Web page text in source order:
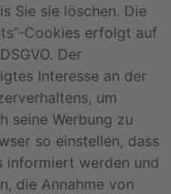
Sie sie löschen. Die
Cookies erfolgt auf
Der
Interesse an der
um
seine Werbung zu
so einstellen, dass
informiert werden und
die Annahme von